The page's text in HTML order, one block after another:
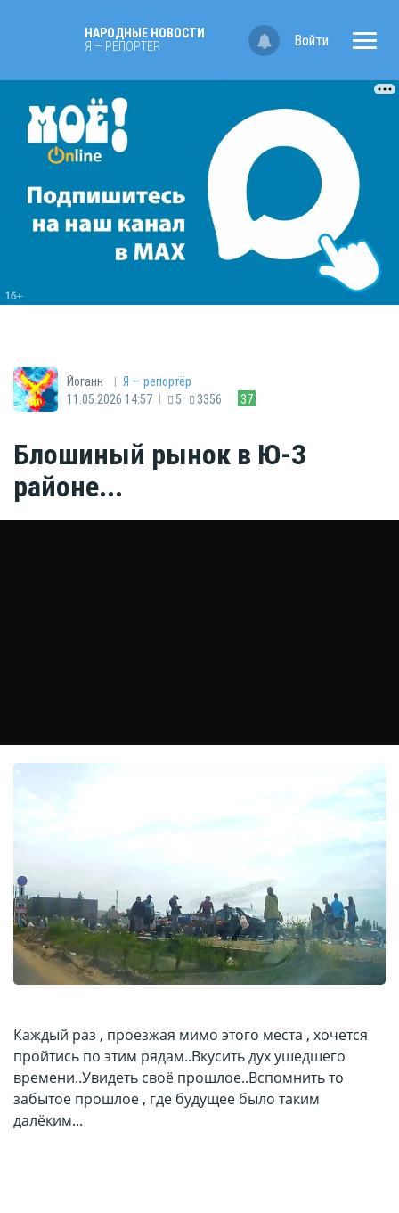
НАРОДНЫЕ НОВОСТИ
Я — РЕПОРТЁР
Войти
Йоганн | Я — репортёр
11.05.2026 14:57 | 5 3356 37
Блошиный рынок в Ю-З
районе...
Каждый раз , проезжая мимо этого места , хочется
пройтись по этим рядам..Вкусить дух ушедшего
времени..Увидеть своё прошлое..Вспомнить то
забытое прошлое , где будущее было таким
далёким...